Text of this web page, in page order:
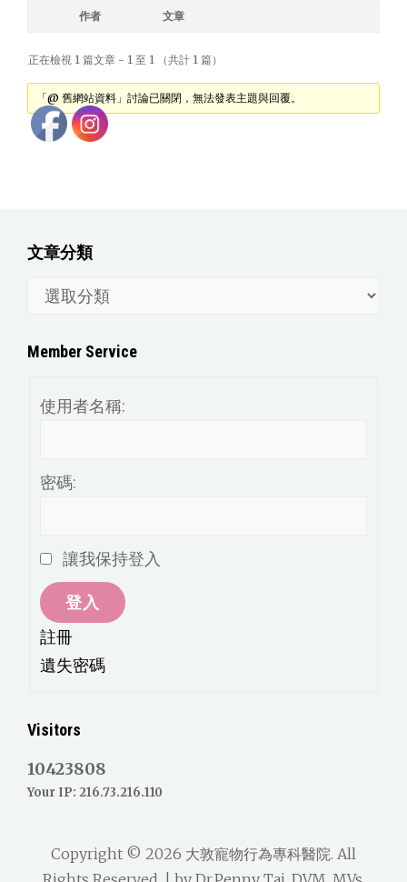
作者 文章
正在檢視 1 篇文章 - 1 至 1 （共計 1 篇）
「@ 舊網站資料」討論已關閉，無法發表主題與回覆。
文章分類
分
Member Service
使用者名稱:
密碼:
讓我保持登入
登入
註冊
遺失密碼
Visitors
10423808
Your IP: 216.73.216.110
Copyright © 2026 大敦寵物行為專科醫院. All